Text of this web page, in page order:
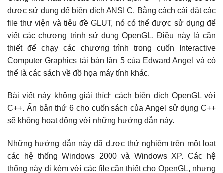
được sử dụng để biên dịch ANSI C. Bằng cách cài đặt các
file thư viện và tiêu đề GLUT, nó có thể được sử dụng để
viết các chương trình sử dụng OpenGL. Điều này là cần
thiết để chạy các chương trình trong cuốn Interactive
Computer Graphics tái bản lần 5 của Edward Angel và có
thể là các sách về đồ họa máy tính khác.
Bài viết này không giải thích cách biên dịch OpenGL với
C++. Ấn bản thứ 6 cho cuốn sách của Angel sử dụng C++
sẽ không hoạt động với những hướng dẫn này.
Những hướng dẫn này đã được thử nghiệm trên một loạt
các hệ thống Windows 2000 và Windows XP. Các hệ
thống này đi kèm với các file cần thiết cho OpenGL, nhưng